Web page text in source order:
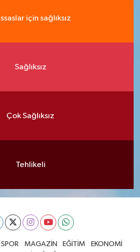
için sağlıksız
Sağlıksız
Çok Sağlıksız
Tehlikeli
SPOR MAGAZİN EĞİTİM
EKONOMİ